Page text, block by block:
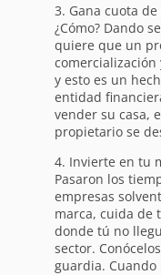
3. Gana cuota
¿Cómo? Dando
quiere que un
y esto es un
entidad
vender su casa,
propietario se
4. Invierte en tu
Pasaron los
empresas
marca, cuida de
donde tú no
sector.
guardia.